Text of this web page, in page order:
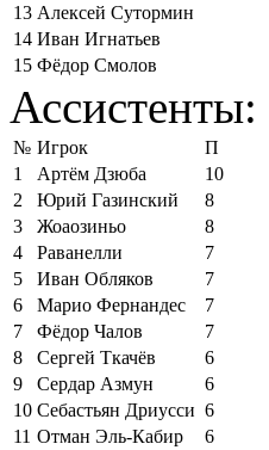
13 Алексей Сутормин
14 Иван Игнатьев
15 Фёдор Смолов
Ассистенты:
№ Игрок
П
1
Артём Дзюба
10
2
Юрий Газинский
8
3
Жоаозиньо
8
4
Раванелли
7
5
Иван Обляков
7
6
Марио Фернандес
7
7
Фёдор Чалов
7
8
Сергей Ткачёв
6
9
Сердар Азмун
6
10 Себастьян Дриусси 6
11 Отман Эль-Кабир
6